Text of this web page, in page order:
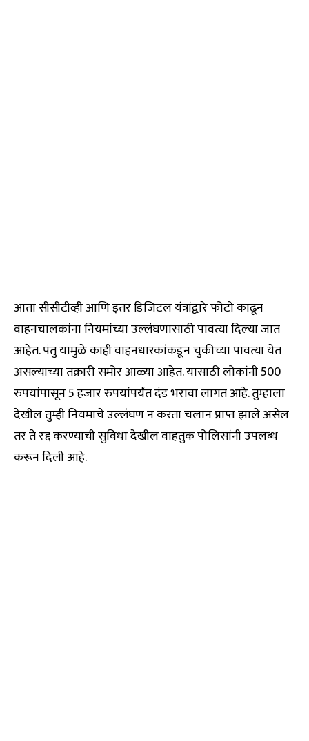
आता सीसीटीव्ही आणि इतर डिजिटल यंत्रांद्वारे फोटो काढून
वाहनचालकांना नियमांच्या उल्लंघणासाठी पावत्या दिल्या जात
आहेत. पंतु यामुळे काही वाहनधारकांकडून चुकीच्या पावत्या येत
असल्याच्या तक्रारी समोर आळ्या आहेत. यासाठी लोकांनी 500
रुपयांपासून 5 हजार रुपयांपर्यंत दंड भरावा लागत आहे. तुम्हाला
देखील तुम्ही नियमाचे उल्लंघण न करता चलान प्राप्त झाले असेल
तर ते रद्द करण्याची सुविधा देखील वाहतुक पोलिसांनी उपलब्ध
करून दिली आहे.